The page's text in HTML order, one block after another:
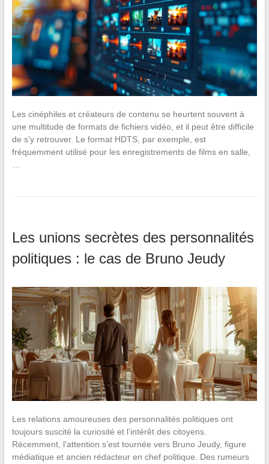
Les cinéphiles et créateurs de contenu se heurtent souvent à
une multitude de formats de fichiers vidéo, et il peut être difficile
de s’y retrouver. Le format HDTS, par exemple, est
fréquemment utilisé pour les enregistrements de films en salle,
Les unions secrètes des personnalités
politiques : le cas de Bruno Jeudy
Les relations amoureuses des personnalités politiques ont
toujours suscité la curiosité et l’intérêt des citoyens.
Récemment, l’attention s’est tournée vers Bruno Jeudy, figure
médiatique et ancien rédacteur en chef politique. Des rumeurs